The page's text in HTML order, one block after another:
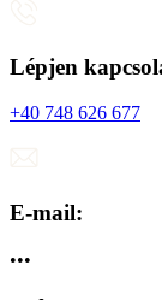
Lépjen
+40 748 626 677
E-mail:
•••